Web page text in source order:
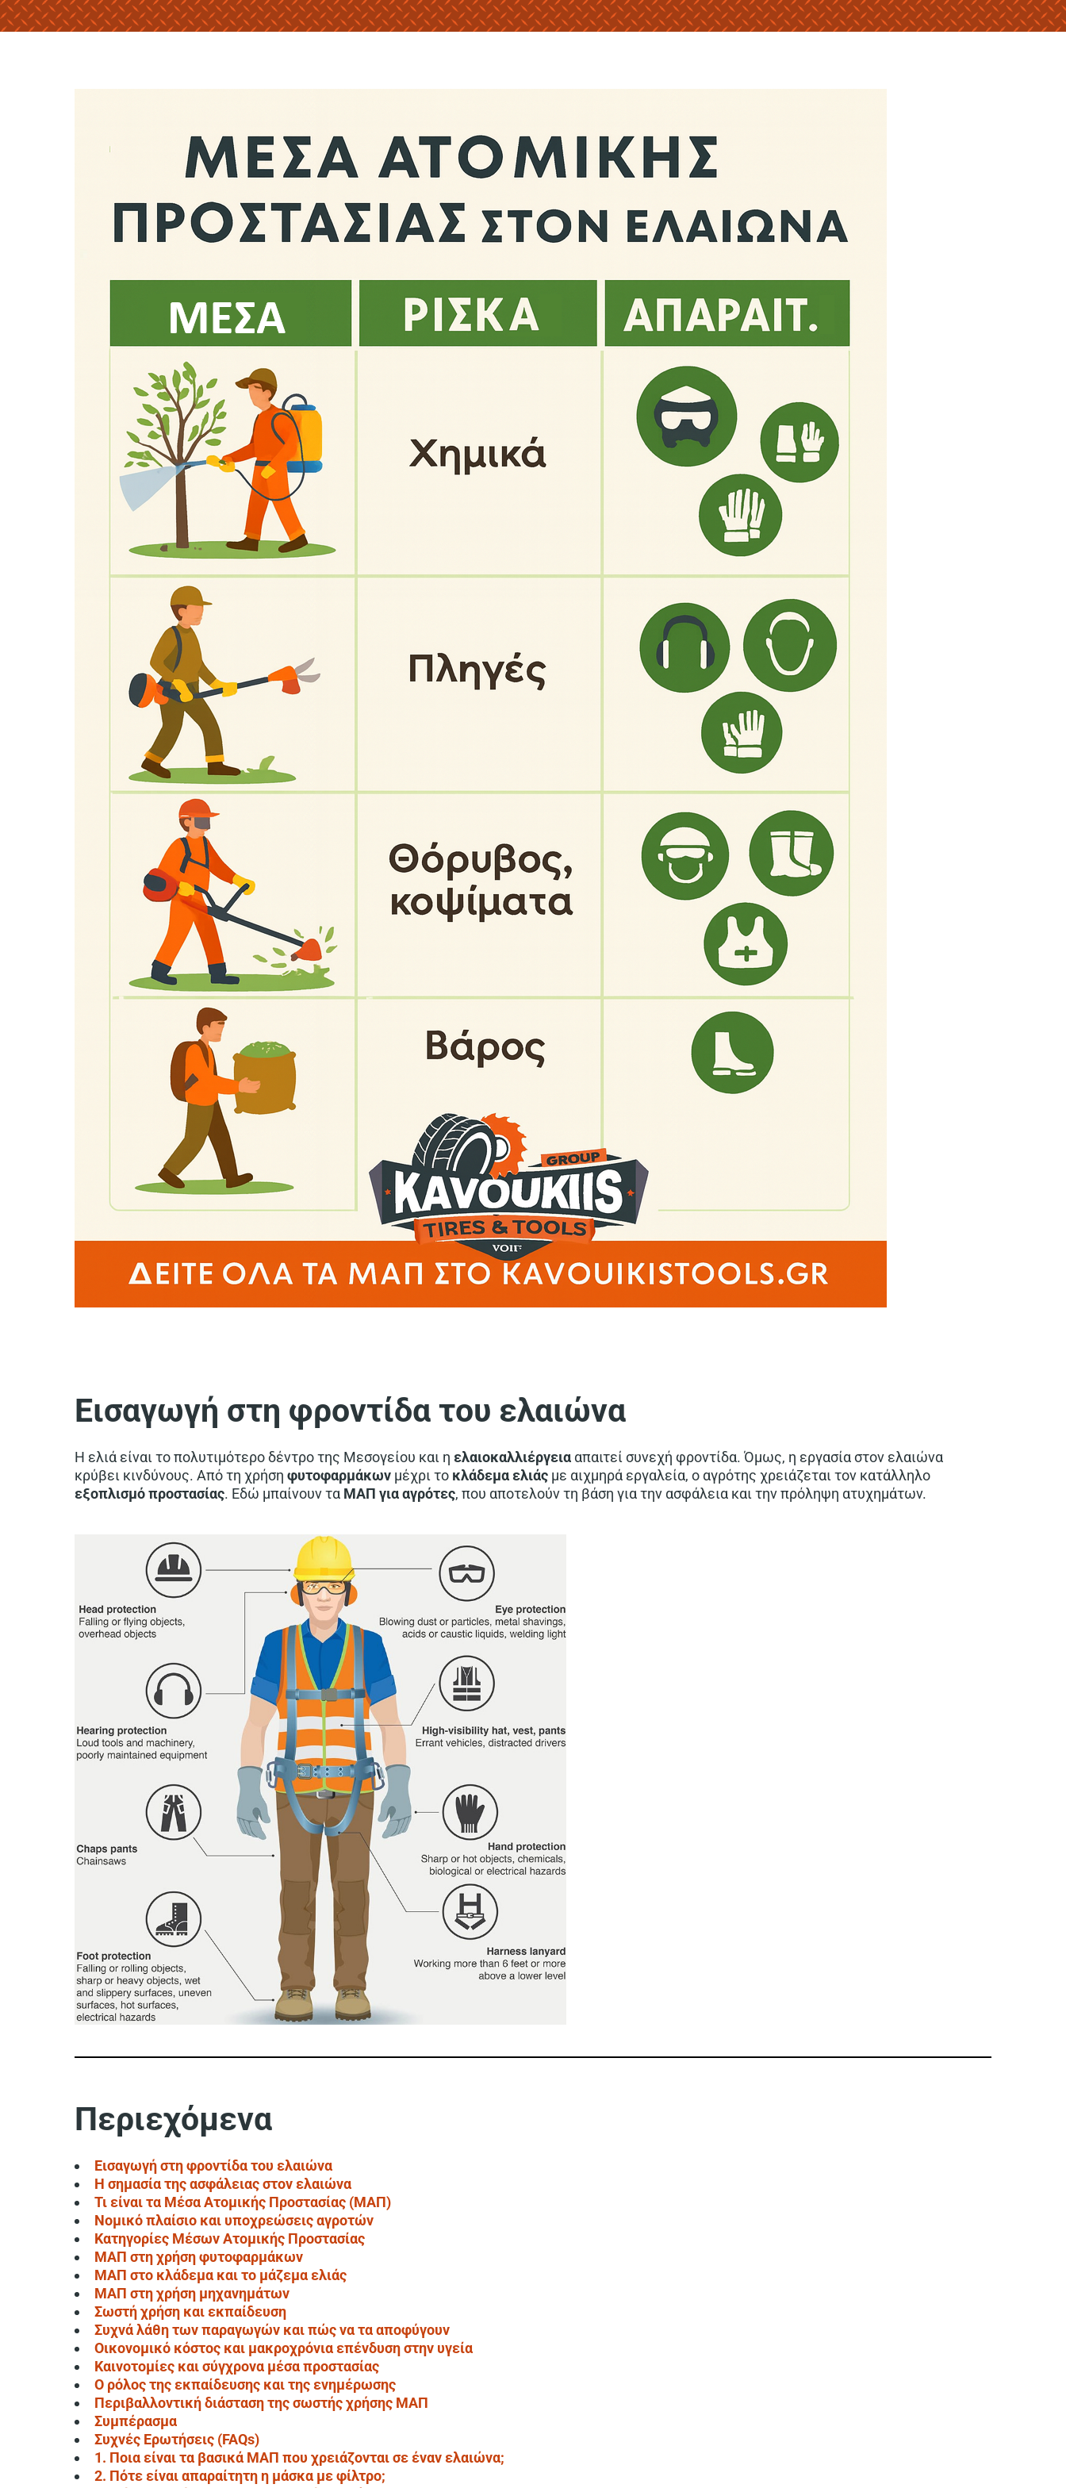
Εισαγωγή στη φροντίδα του ελαιώνα
Η ελιά είναι το πολυτιμότερο δέντρο της Μεσογείου και η ελαιοκαλλιέργεια απαιτεί συνεχή φροντίδα. Όμως, η εργασία στον ελαιώνα
κρύβει κινδύνους. Από τη χρήσηφυτοφαρμάκων μέχρι το κλάδεμα ελιάς με αιχμηρά εργαλεία, ο αγρότης χρειάζεται τον κατάλληλο
εξοπλισμό προστασίας. Εδώ μπαίνουν τα ΜΑΠ για αγρότες, που αποτελούν τη βάση για την ασφάλεια και την πρόληψη ατυχημάτων.
Περιεχόμενα
Εισαγωγή στη φροντίδα του ελαιώνα
Η σημασία της ασφάλειας στον ελαιώνα
Τι είναι τα Μέσα Ατομικής Προστασίας (ΜΑΠ)
Νομικό πλαίσιο και υποχρεώσεις αγροτών
Κατηγορίες Μέσων Ατομικής Προστασίας
ΜΑΠ στη χρήση φυτοφαρμάκων
ΜΑΠ στο κλάδεμα και το μάζεμα ελιάς
ΜΑΠ στη χρήση μηχανημάτων
Σωστή χρήση και εκπαίδευση
Συχνά λάθη των παραγωγών και πώς να τα αποφύγουν
Οικονομικό κόστος και μακροχρόνια επένδυση στην υγεία
Καινοτομίες και σύγχρονα μέσα προστασίας
Ο ρόλος της εκπαίδευσης και της ενημέρωσης
Περιβαλλοντική διάσταση της σωστής χρήσης ΜΑΠ
Συμπέρασμα
Συχνές Ερωτήσεις (FAQs)
1. Ποια είναι τα βασικά ΜΑΠ που χρειάζονται σε έναν ελαιώνα;
2. Πότε είναι απαραίτητη η μάσκα με φίλτρο;